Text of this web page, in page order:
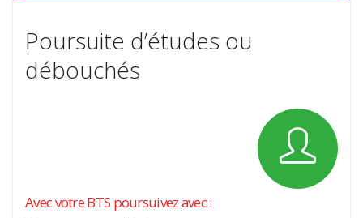
Poursuite d’études ou
débouchés
Avec votre BTS poursuivez avec :